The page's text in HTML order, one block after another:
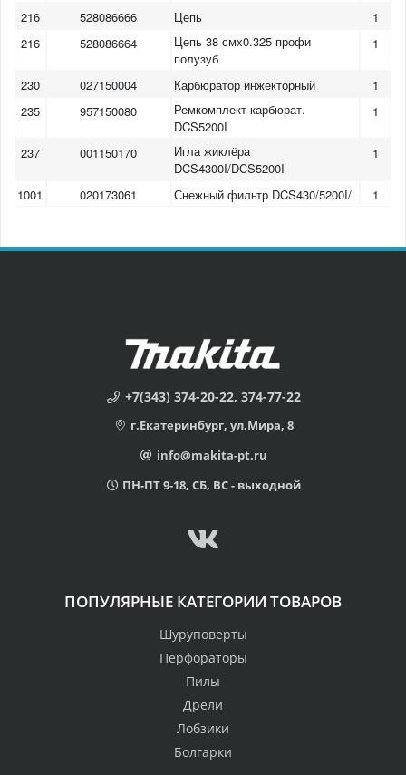
216 528086666 Цепь
1
216
528086664
Цепь 38 смx0.325 профи
полузуб
1
230 027150004 Карбюратор инжекторный
1
235
957150080
Ремкомплект карбюрат.
DCS5200I
1
237 001150170
Игла жиклёра
DCS4300I/DCS5200I
1
1001 020173061 Снежный фильтр DCS430/5200I/ 1
+7(343) 374-20-22, 374-77-22
г.Екатеринбург, ул.Мира, 8
info@makita-pt.ru
ПН-ПТ 9-18, СБ, ВС - выходной
ПОПУЛЯРНЫЕ КАТЕГОРИИ ТОВАРОВ
Шуруповерты
Перфораторы
Пилы
Дрели
Лобзики
Болгарки